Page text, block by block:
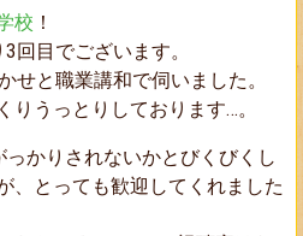
校 ！
回目でございます。
せと職業講和で伺いました。
りうっとりしております…。
かりされないかとびくびくし
、とっても歓迎してくれました